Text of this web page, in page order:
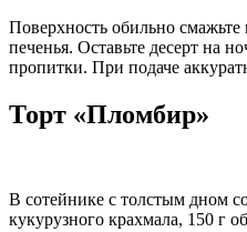
Поверхность обильно
печенья. Оставьте десерт на
пропитки. При подаче
Торт «Пломбир»
В сотейнике с толстым дном
кукурузного крахмала, 150 г